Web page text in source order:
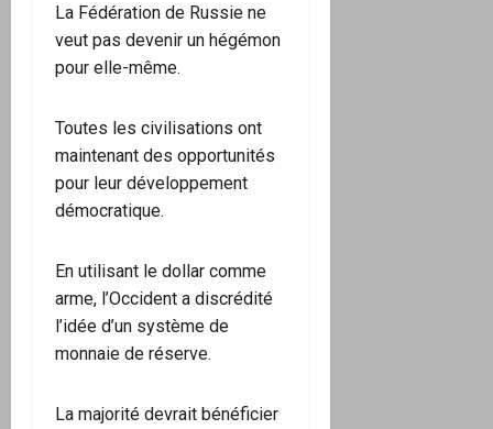
La Fédération de Russie ne
veut pas devenir un hégémon
pour elle-même.
Toutes les civilisations ont
maintenant des opportunités
pour leur développement
démocratique.
En utilisant le dollar comme
arme, l’Occident a discrédité
l’idée d’un système de
monnaie de réserve.
La majorité devrait bénéficier